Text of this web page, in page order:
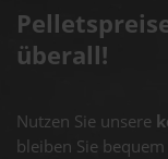
überall!
Nutzen Sie unsere
bleiben Sie